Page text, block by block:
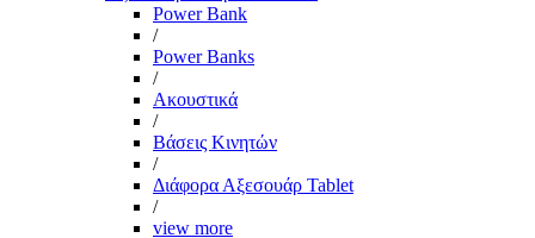
Power Bank
/
Power Banks
/
Ακουστικά
/
Βάσεις Κινητών
/
Διάφορα Αξεσουάρ Tablet
/
view more